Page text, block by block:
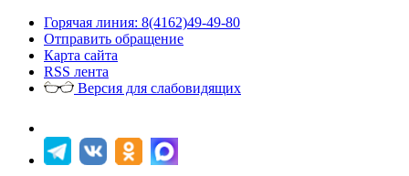
Горячая линия: 8(4162)49-49-80
Отправить обращение
Карта сайта
RSS лента
Версия для слабовидящих